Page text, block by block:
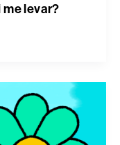
me levar?